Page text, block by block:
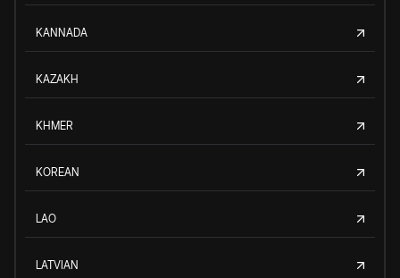
KANNADA
KAZAKH
KHMER
KOREAN
LAO
LATVIAN